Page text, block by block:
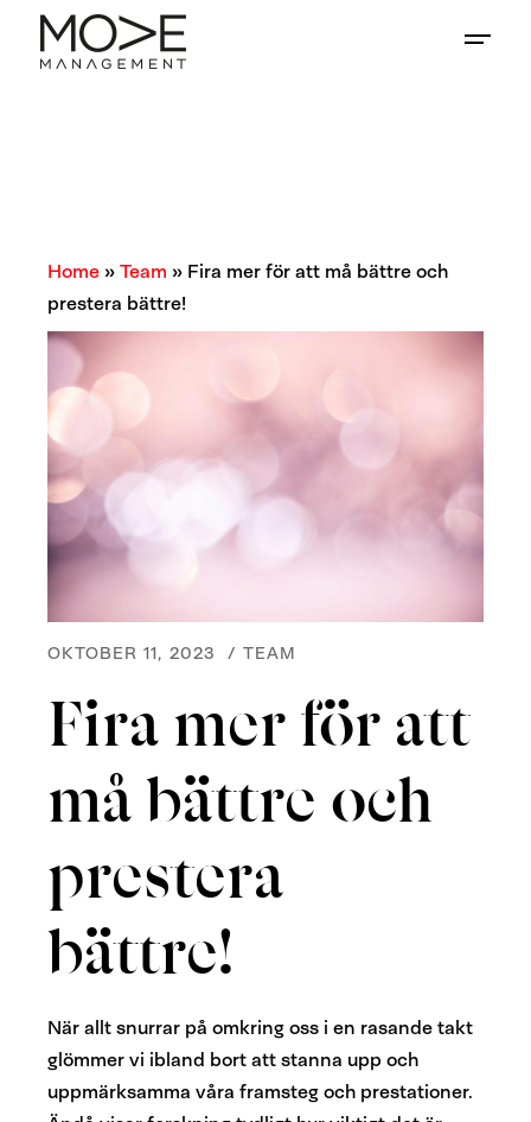
Home»Team » Fira mer för att må bättre och
prestera bättre!
OKTOBER 11, 2023 / TEAM
Fira mer för att
må bättre och
prestera
bättre!
När allt snurrar på omkring oss i en rasande takt
glömmer vi ibland bort att stanna upp och
uppmärksamma våra framsteg och prestationer.